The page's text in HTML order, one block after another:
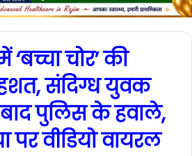
‘बच्चा चोर’ की
संदिग्ध युवक
पुलिस के हवाले,
पर वीडियो वायरल